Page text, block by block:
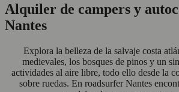
Alquiler de campers y
Nantes
Explora la belleza de la salvaje costa
medievales, los bosques de pinos y un
actividades al aire libre, todo ello desde la
sobre ruedas. En roadsurfer Nantes